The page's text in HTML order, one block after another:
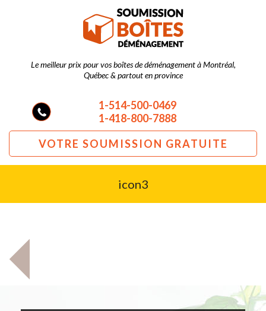
Le meilleur prix pour vos boîtes de déménagement à Montréal,
Québec & partout en province
1-514-500-0469
1-418-800-7888
VOTRE SOUMISSION GRATUITE
icon3